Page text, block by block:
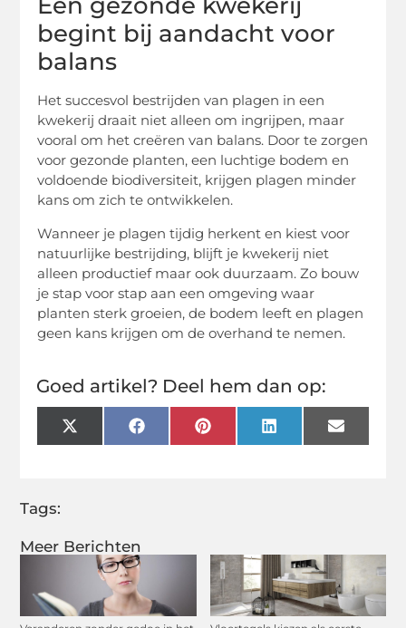
Meer Berichten
Een gezonde kwekerij
begint bij aandacht voor
balans
Het succesvol bestrijden van plagen in een
kwekerij draait niet alleen om ingrijpen, maar
vooral om het creëren van balans. Door te zorgen
voor gezonde planten, een luchtige bodem en
voldoende biodiversiteit, krijgen plagen minder
kans om zich te ontwikkelen.
Wanneer je plagen tijdig herkent en kiest voor
natuurlijke bestrijding, blijft je kwekerij niet
alleen productief maar ook duurzaam. Zo bouw
je stap voor stap aan een omgeving waar
planten sterk groeien, de bodem leeft en plagen
geen kans krijgen om de overhand te nemen.
Goed artikel? Deel hem dan op:
X
(Twitter)
FacebookPinterestLinkedInEmail
Tags: